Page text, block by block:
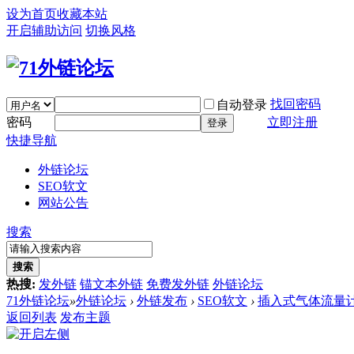
设为首页收藏本站
开启辅助访问 切换风格
自动登录 找回密码
密码
登录
立即注册
快捷导航
外链论坛
SEO软文
网站公告
搜索
搜索
热搜: 发外链 锚文本外链 免费发外链 外链论坛
71外链论坛»外链论坛 › 外链发布 › SEO软文 › 插入式气体流量
返回列表 发布主题